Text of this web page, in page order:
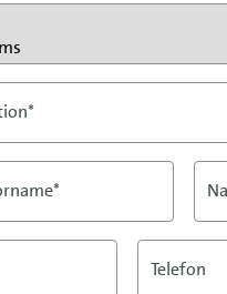
Telefon